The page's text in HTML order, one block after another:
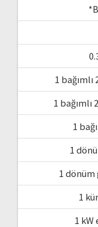
1
1 bağımlı
1
1
1 dönüm
1
1